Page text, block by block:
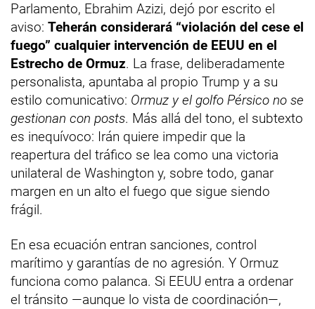
Parlamento, Ebrahim Azizi, dejó por escrito el
aviso: Teherán considerará “violación del cese el
fuego” cualquier intervención de EEUU en el
Estrecho de Ormuz. La frase, deliberadamente
personalista, apuntaba al propio Trump y a su
estilo comunicativo: Ormuz y el golfo Pérsico no se
gestionan con posts. Más allá del tono, el subtexto
es inequívoco: Irán quiere impedir que la
reapertura del tráfico se lea como una victoria
unilateral de Washington y, sobre todo, ganar
margen en un alto el fuego que sigue siendo
frágil.
En esa ecuación entran sanciones, control
marítimo y garantías de no agresión. Y Ormuz
funciona como palanca. Si EEUU entra a ordenar
el tránsito —aunque lo vista de coordinación—,